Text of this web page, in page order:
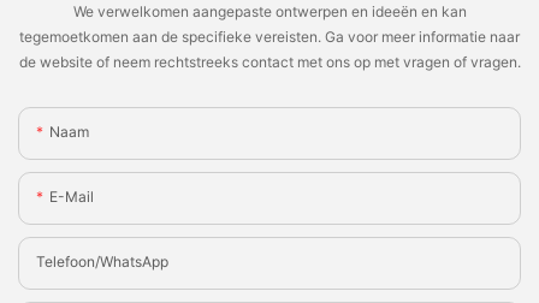
We verwelkomen aangepaste ontwerpen en ideeën en kan
tegemoetkomen aan de specifieke vereisten. Ga voor meer informatie naar
de website of neem rechtstreeks contact met ons op met vragen of vragen.
Naam
E-Mail
Telefoon/WhatsApp